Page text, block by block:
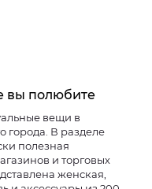
вы полюбите
вещи в
города. В разделе
полезная
и торговых
женская,